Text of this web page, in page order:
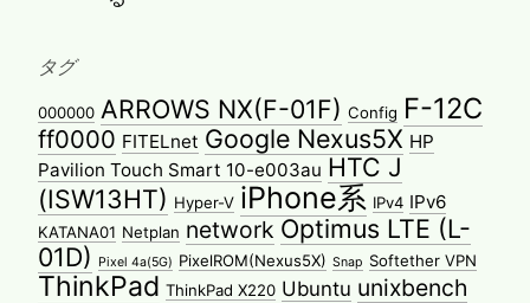
タグ
000000 ARROWS NX(F-01F) Config F-12C
ff0000 FITELnet Google Nexus5X HP
Pavilion Touch Smart 10-e003au HTC J
(ISW13HT) Hyper-V iPhone系 IPv4 IPv6
KATANA01 Netplan network Optimus LTE (L-
01D)
Pixel 4a(5G) PixelROM(Nexus5X) Snap Softether VPN
ThinkPad ThinkPad X220 Ubuntu unixbench